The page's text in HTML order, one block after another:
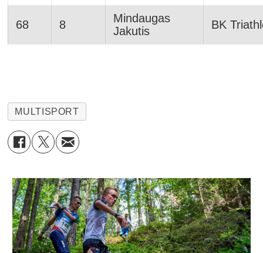
68 8
Mindaugas
Jakutis
BK
MULTISPORT